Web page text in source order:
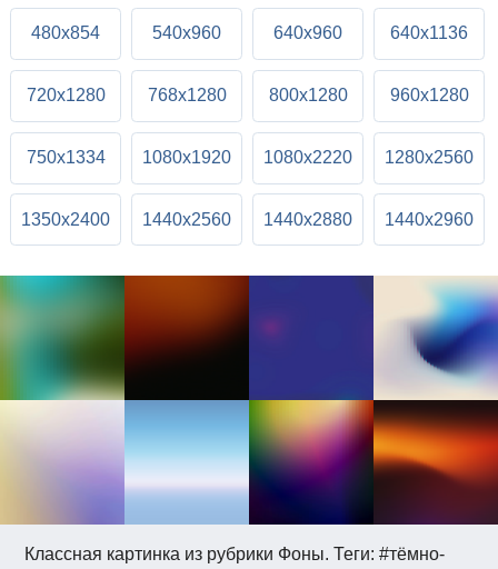
Классная картинка из рубрики Фоны. Теги: #тёмно-
480x854 540x960 640x960 640x1136
720x1280 768x1280 800x1280 960x1280
750x1334 1080x1920 1080x2220 1280x2560
1350x2400 1440x2560 1440x2880 1440x2960